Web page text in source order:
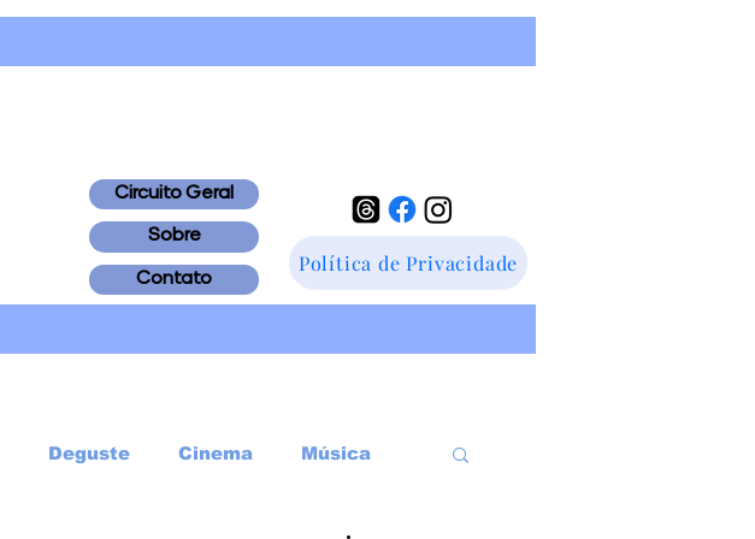
Circuito Geral
Sobre
Contato
Política de Privacidade
Deguste Cinema Música